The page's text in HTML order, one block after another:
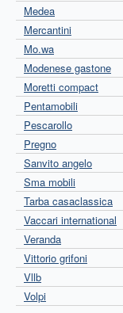
Medea
Mercantini
Mo.wa
Modenese gastone
Moretti compact
Pentamobili
Pescarollo
Pregno
Sanvito angelo
Sma mobili
Tarba casaclassica
Vaccari international
Veranda
Vittorio grifoni
Vllb
Volpi